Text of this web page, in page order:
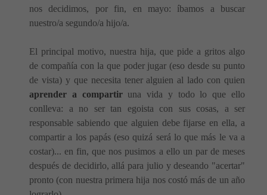
nos decidimos, por fin, en mayo: íbamos a buscar
nuestro/a segundo/a hijo/a.
El principal motivo, nuestra hija, que pide a gritos algo
de compañía con la que poder jugar (eso desde su punto
de vista) y que necesita tener alguien al lado con quien
aprender a compartiruna vida y todo lo que ello
conlleva: a no ser tan egoista con sus cosas, a ser
responsable sabiendo que alguien debe fijarse en ella, a
compartir a los papás (eso quizá será lo que más le va a
costar)... en fin, que nos pusimos a ello un par de meses
después de decidirlo, allá para julio y deseando "acertar"
pronto (con nuestra primera hija nos costó más de un año